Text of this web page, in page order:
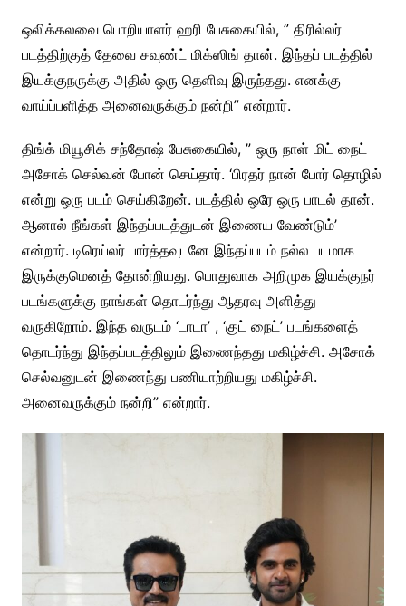
ஒலிக்கலவை பொறியாளர் ஹரி பேசுகையில், ” திரில்லர்
படத்திற்குத் தேவை சவுண்ட் மிக்ஸிங் தான். இந்தப் படத்தில்
இயக்குநருக்கு அதில் ஒரு தெளிவு இருந்தது. எனக்கு
வாய்ப்பளித்த அனைவருக்கும் நன்றி” என்றார்.
திங்க் மியூசிக் சந்தோஷ் பேசுகையில், ” ஒரு நாள் மிட் நைட்
அசோக் செல்வன் போன் செய்தார். ‘பிரதர் நான் போர் தொழில்
என்று ஒரு படம் செய்கிறேன். படத்தில் ஒரே ஒரு பாடல் தான்.
ஆனால் நீங்கள் இந்தப்படத்துடன் இணைய வேண்டும்’
என்றார். டிரெய்லர் பார்த்தவுடனே இந்தப்படம் நல்ல படமாக
இருக்குமெனத் தோன்றியது. பொதுவாக அறிமுக இயக்குநர்
படங்களுக்கு நாங்கள் தொடர்ந்து ஆதரவு அளித்து
வருகிறோம். இந்த வருடம் ‘டாடா’ , ‘குட் நைட்’ படங்களைத்
தொடர்ந்து இந்தப்படத்திலும் இணைந்தது மகிழ்ச்சி. அசோக்
செல்வனுடன் இணைந்து பணியாற்றியது மகிழ்ச்சி.
அனைவருக்கும் நன்றி” என்றார்.